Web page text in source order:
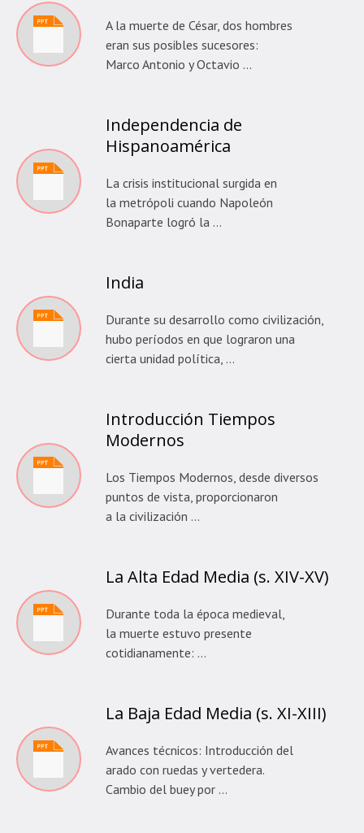
A la muerte de César, dos hombres
eran sus posibles sucesores:
Marco Antonio y Octavio …
Independencia de
Hispanoamérica
La crisis institucional surgida en
la metrópoli cuando Napoleón
Bonaparte logró la …
India
Durante su desarrollo como civilización,
hubo períodos en que lograron una
cierta unidad política, …
Introducción Tiempos
Modernos
Los Tiempos Modernos, desde diversos
puntos de vista, proporcionaron
a la civilización …
La Alta Edad Media (s. XIV-XV)
Durante toda la época medieval,
la muerte estuvo presente
cotidianamente: …
La Baja Edad Media (s. XI-XIII)
Avances técnicos: Introducción del
arado con ruedas y vertedera.
Cambio del buey por …